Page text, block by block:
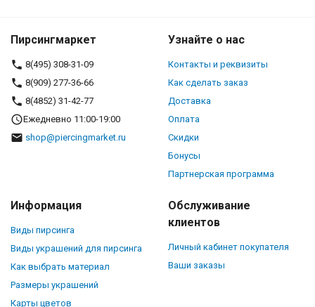
Пирсингмаркет
8(495) 308-31-09
8(909) 277-36-66
8(4852) 31-42-77
Ежедневно 11:00-19:00
shop@piercingmarket.ru
Узнайте о нас
Контакты и реквизиты
Как сделать заказ
Доставка
Оплата
Скидки
Бонусы
Партнерская программа
Информация
Виды пирсинга
Виды украшений для пирсинга
Как выбрать материал
Размеры украшений
Карты цветов
Обслуживание
клиентов
Личный кабинет покупателя
Ваши заказы